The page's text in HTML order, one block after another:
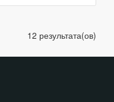
12 результата(ов)